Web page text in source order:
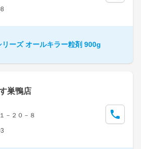
リーズ オールキラー粒剤 900g
巣鴨店
－２０－８